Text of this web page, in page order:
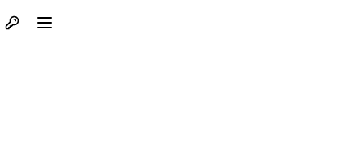
Otvori profil